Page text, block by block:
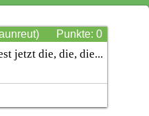
Punkte: 0
jetzt die, die, die...